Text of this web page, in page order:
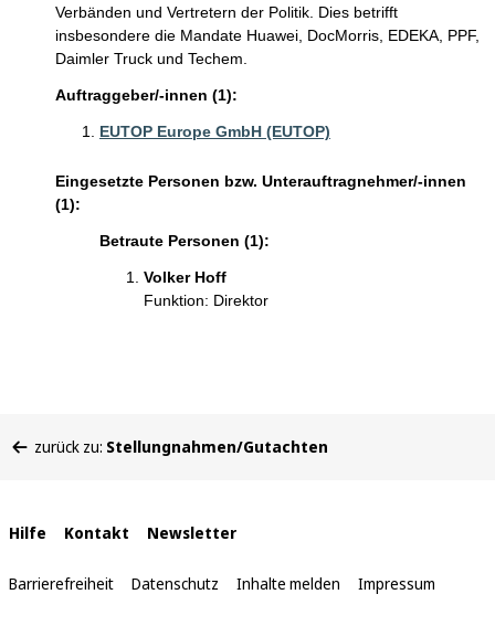
Verbänden und Vertretern der Politik. Dies betrifft
insbesondere die Mandate Huawei, DocMorris, EDEKA, PPF,
Daimler Truck und Techem.
Auftraggeber/-innen (1):
EUTOP Europe GmbH (EUTOP)
Eingesetzte Personen bzw. Unterauftragnehmer/-innen
(1):
Betraute Personen (1):
Volker Hoff
Funktion: Direktor
befinden
zurück zu: Stellungnahmen/Gutachten
Interne
Links
Hilfe Kontakt Newsletter
Barrierefreiheit Datenschutz Inhalte melden Impressum